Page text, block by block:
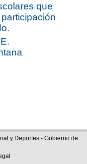
que
.
y Deportes - Gobierno de